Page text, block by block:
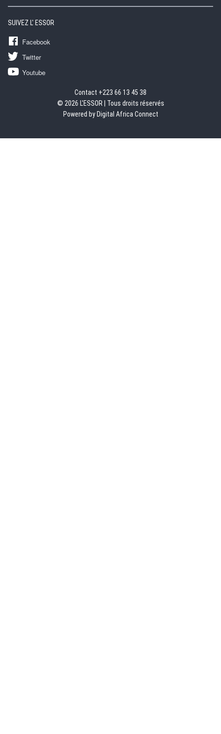
SUIVEZ L' ESSOR
Facebook
Twitter
Youtube
Contact +223 66 13 45 38
© 2026 L'ESSOR | Tous droits réservés
Powered by Digital Africa Connect